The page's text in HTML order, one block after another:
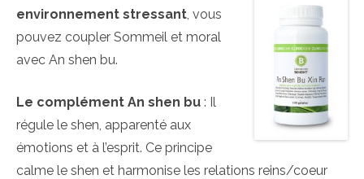
environnement stressant , vous
pouvez coupler Sommeil et moral
avec An shen bu.
Le complément An shen bu : Il
régule le shen, apparenté aux
émotions et à l’esprit. Ce principe
calme le shen et harmonise les relations reins/coeur